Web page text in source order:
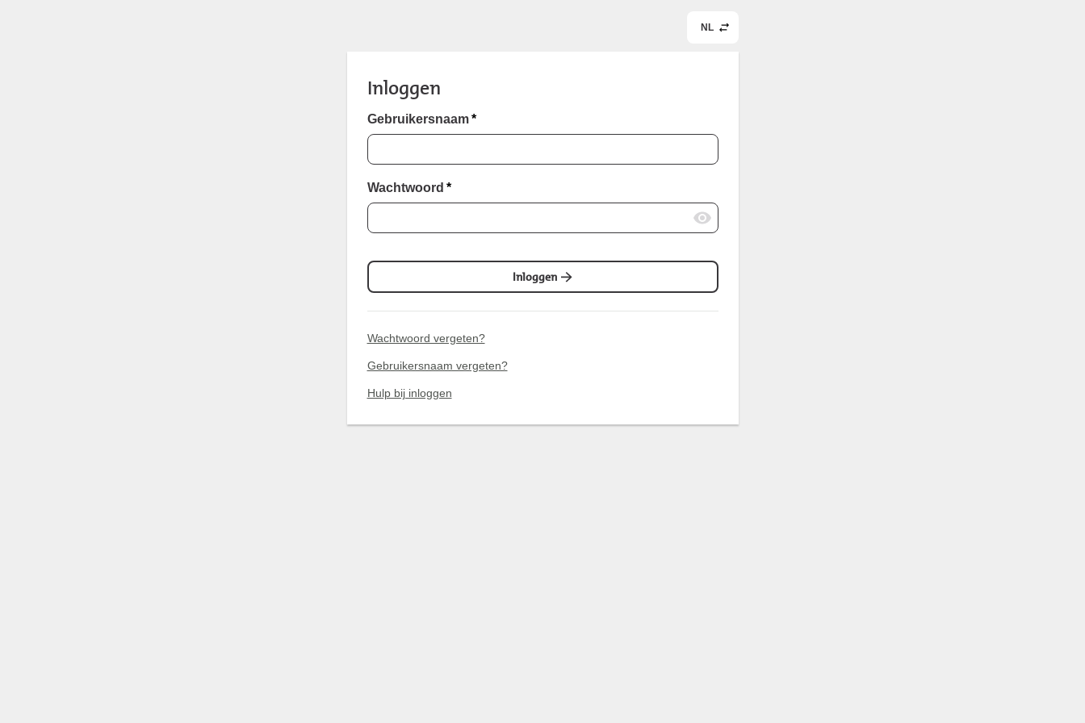
NL
Inloggen
Gebruikersnaam *
Wachtwoord *
Inloggen
Wachtwoord vergeten?
Gebruikersnaam vergeten?
Hulp bij inloggen